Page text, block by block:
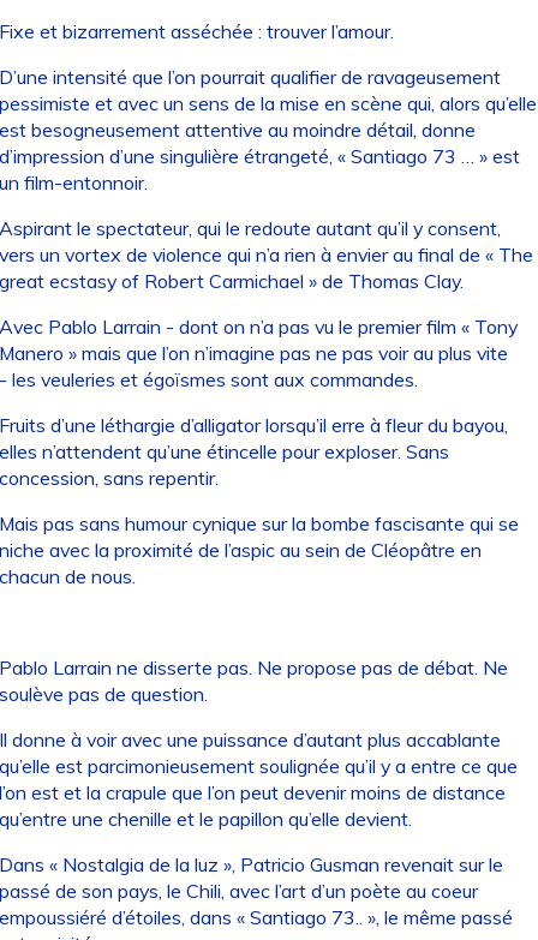
et bizarrement asséchée : trouver l’amour.
intensité que l’on pourrait qualifier de ravageusement
et avec un sens de la mise en scène qui, alors qu’elle
besogneusement attentive au moindre détail, donne
d’une singulière étrangeté, « Santiago 73 … » est
film-entonnoir.
le spectateur, qui le redoute autant qu’il y consent,
un vortex de violence qui n’a rien à envier au final de « The
ecstasy of Robert Carmichael » de Thomas Clay.
Pablo Larrain - dont on n’a pas vu le premier film « Tony
» mais que l’on n’imagine pas ne pas voir au plus vite
les veuleries et égoïsmes sont aux commandes.
d’une léthargie d’alligator lorsqu’il erre à fleur du bayou,
n’attendent qu’une étincelle pour exploser. Sans
sans repentir.
pas sans humour cynique sur la bombe fascisante qui se
avec la proximité de l’aspic au sein de Cléopâtre en
de nous.
Larrain ne disserte pas. Ne propose pas de débat. Ne
pas de question.
donne à voir avec une puissance d’autant plus accablante
est parcimonieusement soulignée qu’il y a entre ce que
est et la crapule que l’on peut devenir moins de distance
une chenille et le papillon qu’elle devient.
« Nostalgia de la luz », Patricio Gusman revenait sur le
de son pays, le Chili, avec l’art d’un poète au coeur
d’étoiles, dans « Santiago 73.. », le même passé